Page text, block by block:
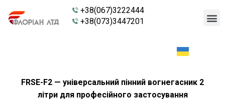
+38(067)3222444
+38(073)3447201
FRSE-F2 — універсальний пінний вогнегасник 2
літри для професійного застосування